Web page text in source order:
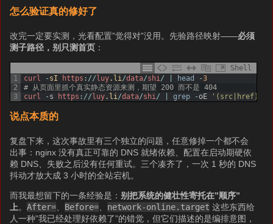
怎么验证真的修好了
改完一定要实测，光看配置”觉得对”没用。先验路径映射——必须
测子路径，别只测首页 ：
Shell
1
2
3
curl - sI https : //luy.li /data/shi / head -3
# 从页面里抓个真实静态资源来测，期望 200 而不是 404
curl
- s https : //luy.li /data/shi / grep -oE
说点本质的
复盘下来，这次事故里有三个独立的问题，任意修掉一个都不会
出事：nginx 没有真正可靠的 DNS 就绪依赖、配置在启动期硬依
赖 DNS、失败之后没有任何重试。三个凑齐了，一次 1 秒的 DNS
抖动才放大成 3 小时的全站宕机。
而我最想留下的一条经验是：别把系统的健壮性寄托在”顺序”
上。After= Before= network-online.target 这些东西给
人一种”我已经处理好依赖了”的错觉，但它们描述的是编排意图，